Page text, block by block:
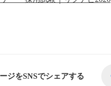
ジをSNSでシェアする